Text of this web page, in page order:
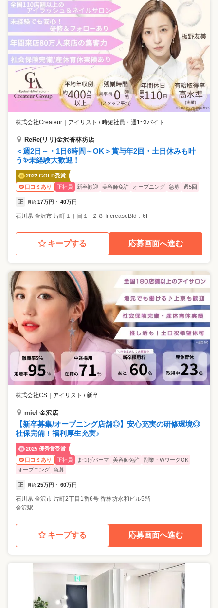
株式会社Createur アイリスト / 時短社員・週1~3バイト
ReRe(リリ)金沢香林坊店
＜週2日～・1日6時間～OK＞賞与年2回・土日休みも叶
う✨未経験大歓迎！
2022 GOLD受賞
口コミあり
正社員 新卒歓迎 美容師免許 オープニング 急募 週5回
正 月給 17万円 ~ 40万円
石川県 金沢市 片町１丁目１−２８ IncreaseBld．6F
キープする 応募画面へ進む
株式会社CS アイリスト / 新卒
miel 金沢店
【新卒募集/オープニング店舗◎】安心充実の研修環境◎
社保完備！福利厚生充実♪
2025 優秀賞受賞
口コミあり
正社員 まつげパーマ 美容師免許
副業・WワークOK
オープニング
急募
正 月給 25万円 ~ 60万円
石川県 金沢市 片町2丁目1番6号 香林坊永和ビル5階
金沢駅
キープする 応募画面へ進む